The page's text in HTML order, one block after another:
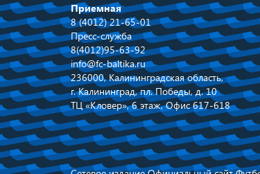
Приемная
8 (4012) 21-65-01
Пресс-служба
8(4012)95-63-92
info@fc-baltika.ru
236000, Калининградская область,
г. Калининград, пл. Победы, д. 10
ТЦ «Кловер», 6 этаж, Офис 617-618